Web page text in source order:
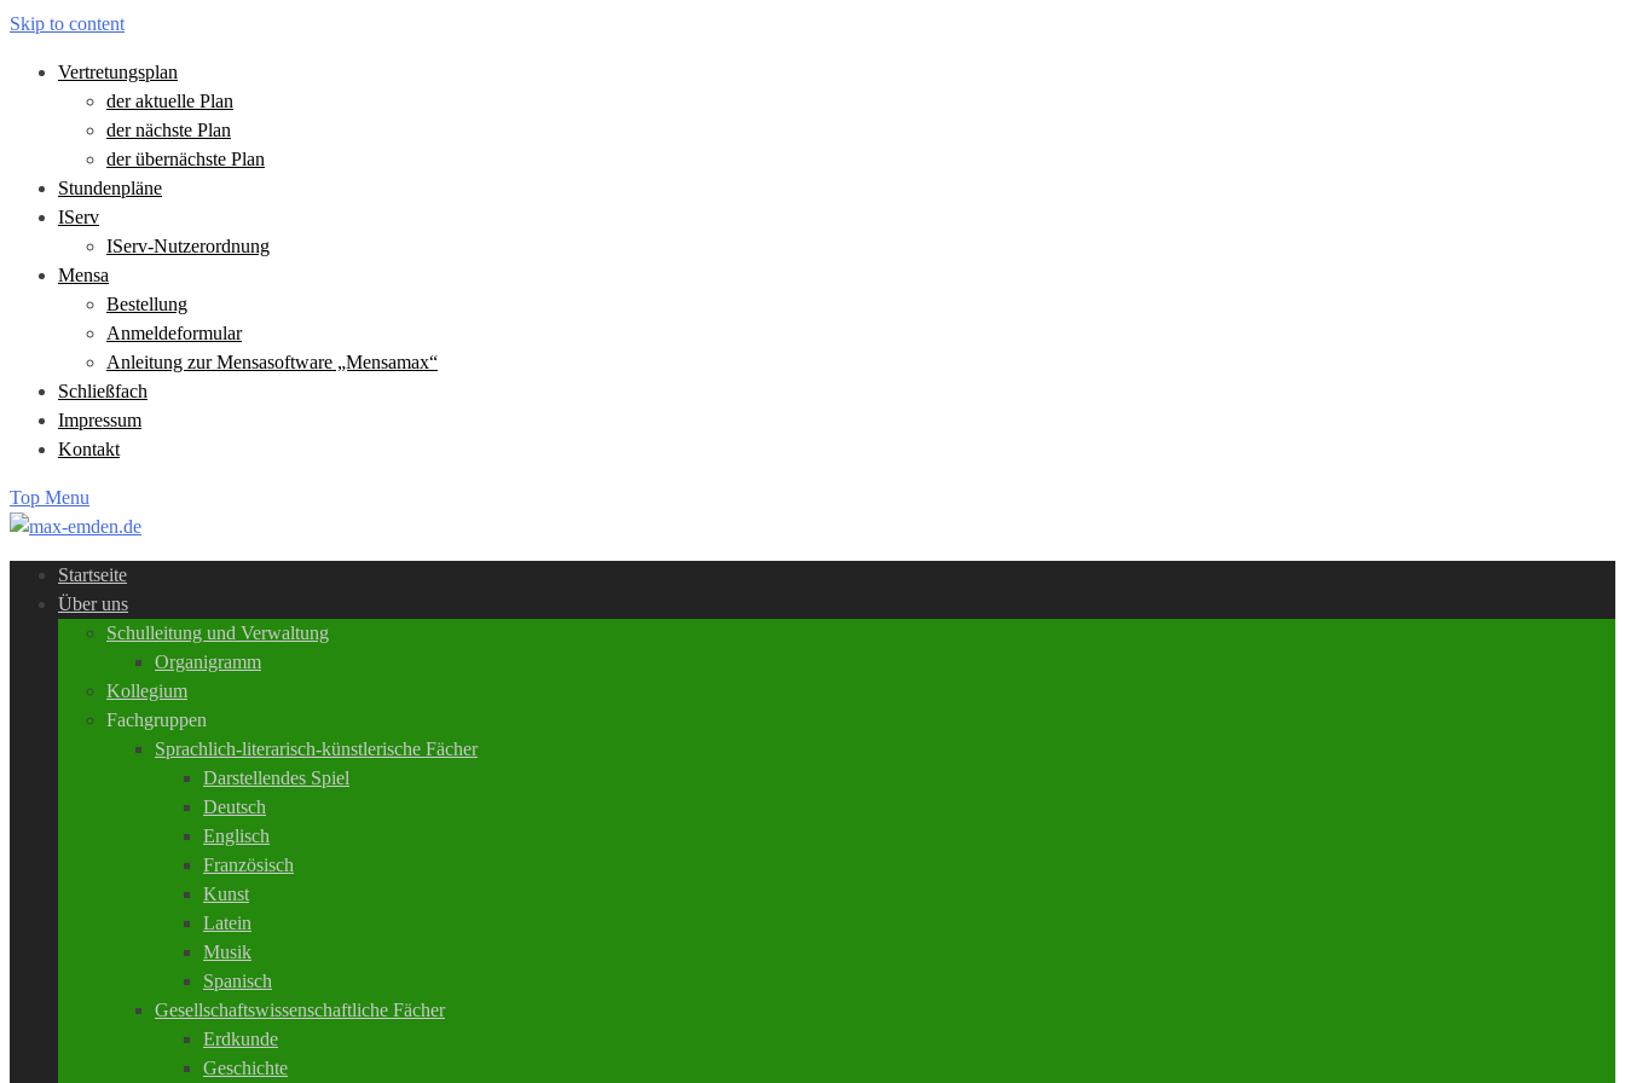
Skip to content
Vertretungsplan
der aktuelle Plan
der nächste Plan
der übernächste Plan
Stundenpläne
IServ
IServ-Nutzerordnung
Mensa
Bestellung
Anmeldeformular
Anleitung zur Mensasoftware „Mensamax“
Schließfach
Impressum
Kontakt
Top Menu
Startseite
Über uns
Schulleitung und Verwaltung
Organigramm
Kollegium
Fachgruppen
Sprachlich-literarisch-künstlerische Fächer
Darstellendes Spiel
Deutsch
Englisch
Französisch
Kunst
Latein
Musik
Spanisch
Gesellschaftswissenschaftliche Fächer
Erdkunde
Geschichte